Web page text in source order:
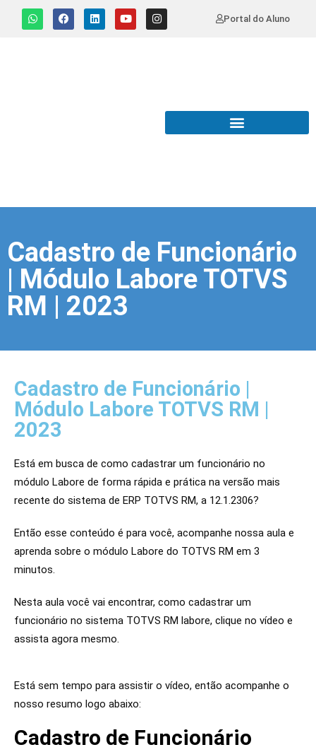
Portal do Aluno
Cadastro de Funcionário
| Módulo Labore TOTVS
RM | 2023
Cadastro de Funcionário |
Módulo Labore TOTVS RM |
2023
Está em busca de como cadastrar um funcionário no
módulo Labore de forma rápida e prática na versão mais
recente do sistema de ERP TOTVS RM, a 12.1.2306?
Então esse conteúdo é para você, acompanhe nossa aula e
aprenda sobre o módulo Labore do TOTVS RM em 3
minutos.
Nesta aula você vai encontrar, como cadastrar um
funcionário no sistema TOTVS RM labore, clique no vídeo e
assista agora mesmo.
Está sem tempo para assistir o vídeo, então acompanhe o
nosso resumo logo abaixo:
Cadastro de Funcionário